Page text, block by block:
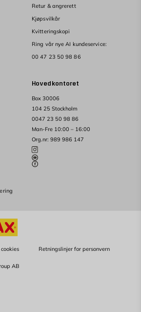
Hovedkontoret
Box 30006
104 25 Stockholm
0047 23 50 98 86
Man-Fre 10:00 – 16:00
Org.nr: 989 986 147
Retur & angrerett
Kjøpsvilkår
Kvitteringskopi
Ring vår nye AI kundeservice:
00 47 23 50 98 86
Retningslinjer for personvern
AB